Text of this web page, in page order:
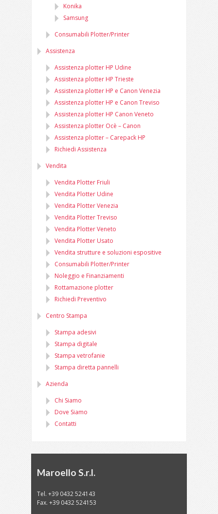
Konika
Samsung
Consumabili Plotter/Printer
Assistenza
Assistenza plotter HP Udine
Assistenza plotter HP Trieste
Assistenza plotter HP e Canon Venezia
Assistenza plotter HP e Canon Treviso
Assistenza plotter HP Canon Veneto
Assistenza plotter Ocè – Canon
Assistenza plotter – Carepack HP
Richiedi Assistenza
Vendita
Vendita Plotter Friuli
Vendita Plotter Udine
Vendita Plotter Venezia
Vendita Plotter Treviso
Vendita Plotter Veneto
Vendita Plotter Usato
Vendita strutture e soluzioni espositive
Consumabili Plotter/Printer
Noleggio e Finanziamenti
Rottamazione plotter
Richiedi Preventivo
Centro Stampa
Stampa adesivi
Stampa digitale
Stampa vetrofanie
Stampa diretta pannelli
Azienda
Chi Siamo
Dove Siamo
Contatti
Maroello S.r.l.
Tel. +39 0432 524143
Fax. +39 0432 524153